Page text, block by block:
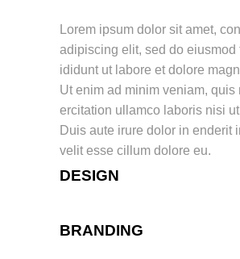
Lorem ipsum dolor sit amet,
adipiscing elit, sed do eiusmod
ididunt ut labore et dolore
Ut enim ad minim veniam, quis
ercitation ullamco laboris nisi
Duis aute irure dolor in enderit
velit esse cillum dolore eu.
DESIGN
BRANDING